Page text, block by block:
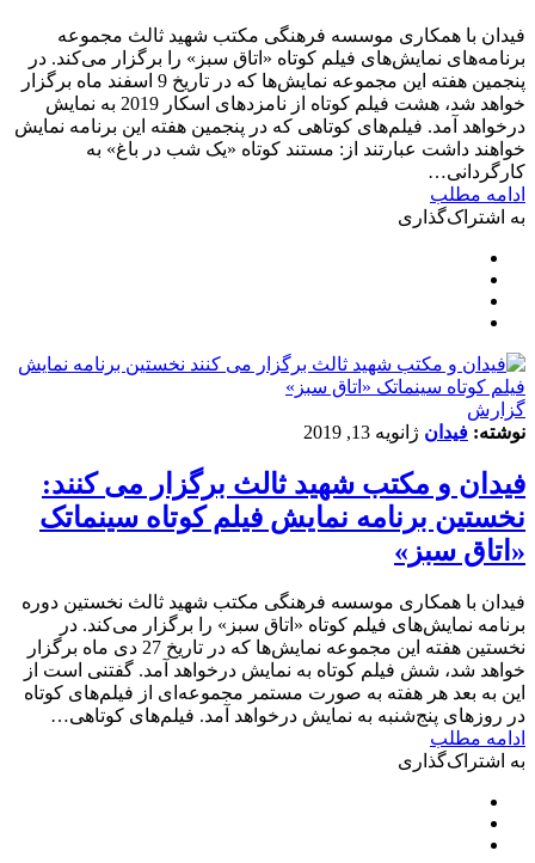
فیدان با همکاری موسسه فرهنگی مکتب شهید ثالث مجموعه
برنامه‌های نمایش‌های فیلم کوتاه «اتاق سبز» را برگزار می‌کند. در
پنجمین هفته این مجموعه نمایش‌ها که در تاریخ 9 اسفند ماه برگزار
خواهد شد، هشت فیلم کوتاه از نامزدهای اسکار 2019 به نمایش
درخواهد آمد. فیلم‌های کوتاهی که در پنجمین هفته این برنامه نمایش
خواهند داشت عبارتند از: مستند کوتاه «یک شب در باغ» به
کارگردانی…
ادامه مطلب
به اشتراک‌گذاری
گزارش
نوشته: فیدان ژانویه 13, 2019
فیدان و مکتب شهید ثالث برگزار می کنند:
نخستین برنامه نمایش فیلم کوتاه سینماتک
«اتاق سبز»
فیدان با همکاری موسسه فرهنگی مکتب شهید ثالث نخستین دوره
برنامه نمایش‌های فیلم کوتاه «اتاق سبز» را برگزار می‌کند. در
نخستین هفته این مجموعه نمایش‌ها که در تاریخ 27 دی ماه برگزار
خواهد شد، شش فیلم کوتاه به نمایش درخواهد آمد. گفتنی است از
این به بعد هر هفته به صورت مستمر مجموعه‌ای از فیلم‌های کوتاه
در روزهای پنج‌شنبه به نمایش درخواهد آمد. فیلم‌های کوتاهی…
ادامه مطلب
به اشتراک‌گذاری